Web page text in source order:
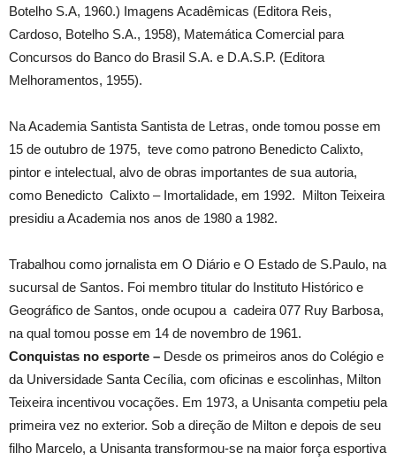
Botelho S.A, 1960.) Imagens Acadêmicas (Editora Reis,
Cardoso, Botelho S.A., 1958), Matemática Comercial para
Concursos do Banco do Brasil S.A. e D.A.S.P. (Editora
Melhoramentos, 1955).
Na Academia Santista Santista de Letras, onde tomou posse em
15 de outubro de 1975, teve como patrono Benedicto Calixto,
pintor e intelectual, alvo de obras importantes de sua autoria,
como Benedicto Calixto – Imortalidade, em 1992. Milton Teixeira
presidiu a Academia nos anos de 1980 a 1982.
Trabalhou como jornalista em O Diário e O Estado de S.Paulo, na
sucursal de Santos. Foi membro titular do Instituto Histórico e
Geográfico de Santos, onde ocupou a cadeira 077 Ruy Barbosa,
na qual tomou posse em 14 de novembro de 1961.
Conquistas no esporte – Desde os primeiros anos do Colégio e
da Universidade Santa Cecília, com oficinas e escolinhas, Milton
Teixeira incentivou vocações. Em 1973, a Unisanta competiu pela
primeira vez no exterior. Sob a direção de Milton e depois de seu
filho Marcelo, a Unisanta transformou-se na maior força esportiva